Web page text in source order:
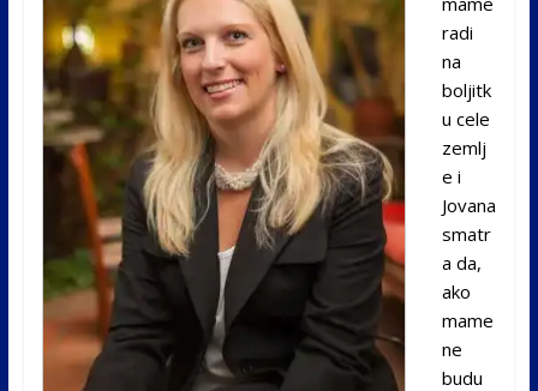
radi
na
boljitk
u cele
zemlj
e i
Jovana
smatr
a da,
ako
mame
ne
budu